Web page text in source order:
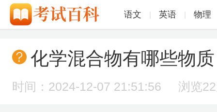
语文 英语 物理
化学混合物有哪些物
时间：2024-12-07 21:51:56 浏览